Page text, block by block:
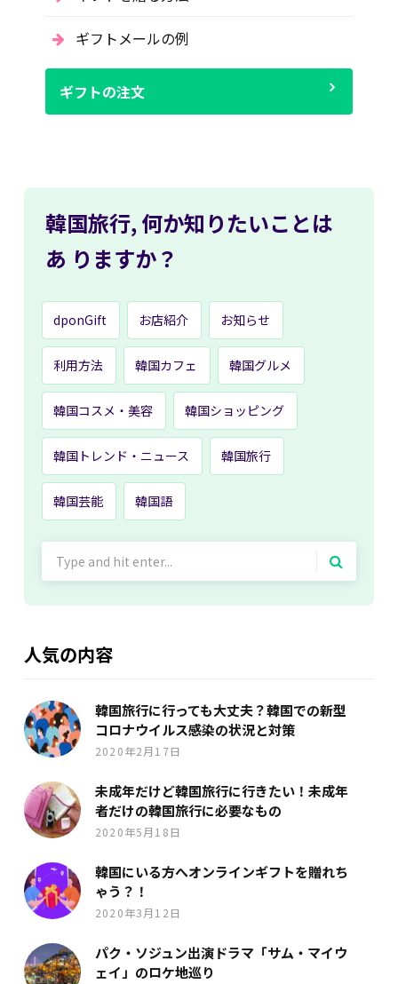
ギフトメールの例
ギフトの注文
韓国旅行, 何か知りたいことは
あ りますか？
dponGift お店紹介 お知らせ
利用方法 韓国カフェ 韓国グルメ
韓国コスメ・美容 韓国ショッピング
韓国トレンド・ニュース 韓国旅行
韓国芸能 韓国語
人気の内容
韓国旅行に行っても大丈夫？韓国での新型
コロナウイルス感染の状況と対策
2020年2月17日
未成年だけど韓国旅行に行きたい！未成年
者だけの韓国旅行に必要なもの
2020年5月18日
韓国にいる方へオンラインギフトを贈れち
ゃう？！
2020年3月12日
パク・ソジュン出演ドラマ「サム・マイウ
ェイ」のロケ地巡り